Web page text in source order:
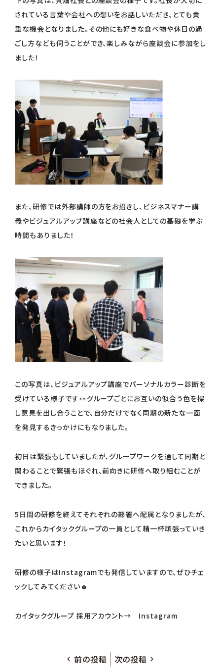
されている言葉や会社への想いをお話しいただき、とても貴
重な機会となりました。その他にも好きな食べ物や休日の過
ごし方なども伺うことができ、楽しみながら座談会に参加をし
ました！
また、研修では外部講師の方をお招きし、ビジネスマナー講
義やビジュアルアップ講座などの社会人としての基礎を学ぶ
時間もありました！
この写真は、ビジュアルアップ講座でパーソナルカラー診断を
受けている様子です
グループごとにお互いの似合う色を探
し意見を出し合うことで、自分だけでなく同期の新たな一面
を発見するきっかけにもなりました。
初日は緊張もしていましたが、グループワークを通して同期と
関わることで緊張もほぐれ、前向きに研修へ取り組むことが
できました。
5日間の研修を終えてそれぞれの部署へ配属となりましたが、
これからカイタックグループの一員として精一杯頑張っていき
たいと思います！
研修の様子はInstagramでも発信していますので、ぜひチェ
ックしてみてください☻
カイタックグループ 採用アカウント→ Instagram
前の投稿 次の投稿